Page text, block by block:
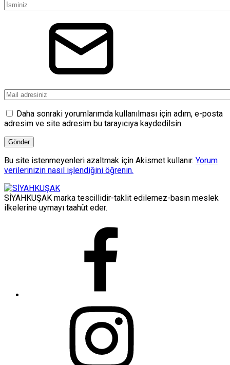
Daha sonraki yorumlarımda kullanılması için adım, e-posta
adresim ve site adresim bu tarayıcıya kaydedilsin.
Bu site istenmeyenleri azaltmak için Akismet kullanır. Yorum
verilerinizin nasıl işlendiğini öğrenin.
SİYAHKUŞAK marka tescillidir-taklit edilemez-basın meslek
ilkelerine uymayı taahüt eder.